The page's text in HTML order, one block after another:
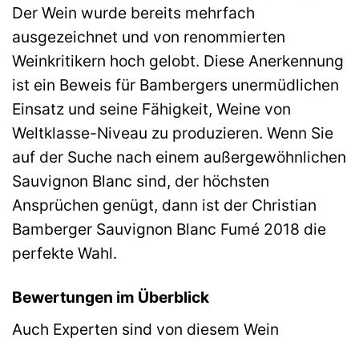
Der Wein wurde bereits mehrfach
ausgezeichnet und von renommierten
Weinkritikern hoch gelobt. Diese Anerkennung
ist ein Beweis für Bambergers unermüdlichen
Einsatz und seine Fähigkeit, Weine von
Weltklasse-Niveau zu produzieren. Wenn Sie
auf der Suche nach einem außergewöhnlichen
Sauvignon Blanc sind, der höchsten
Ansprüchen genügt, dann ist der Christian
Bamberger Sauvignon Blanc Fumé 2018 die
perfekte Wahl.
Bewertungen im Überblick
Auch Experten sind von diesem Wein